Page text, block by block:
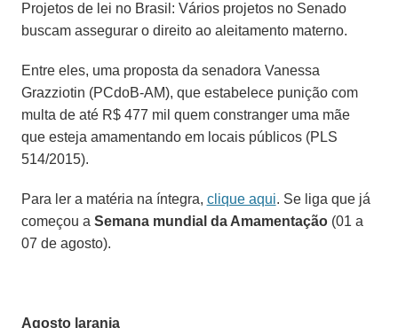
Projetos de lei no Brasil: Vários projetos no Senado
buscam assegurar o direito ao aleitamento materno.
Entre eles, uma proposta da senadora Vanessa
Grazziotin (PCdoB-AM), que estabelece punição com
multa de até R$ 477 mil quem constranger uma mãe
que esteja amamentando em locais públicos (PLS
514/2015).
Para ler a matéria na íntegra, clique aqui. Se liga que já
começou a Semana mundial da Amamentação(01 a
07 de agosto).
Agosto laranja